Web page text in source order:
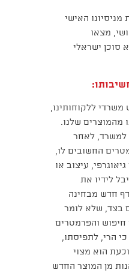
האישי
מצאו
סוכן ישראלי
ללקוחותינו,
מהמוצרים שלנו.
למשרד, לאחר
החשובים לו,
עיצוב או
לידיו את
חדש מבחינה
בצד, שלא לומר
והפרמטרים
הרי, לתפיסתו,
הוא מצוי
מן המוצר החדש